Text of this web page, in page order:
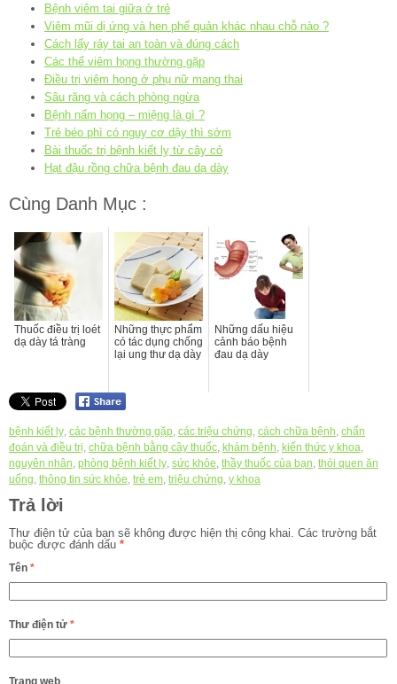
Bệnh viêm tai giữa ở trẻ
Viêm mũi dị ứng và hen phế quản khác nhau chỗ nào ?
Cách lấy ráy tai an toàn và đúng cách
Các thể viêm họng thường gặp
Điều trị viêm họng ở phụ nữ mang thai
Sâu răng và cách phòng ngừa
Bệnh nấm họng – miệng là gì ?
Trẻ béo phì có nguy cơ dậy thì sớm
Bài thuốc trị bệnh kiết lỵ từ cây cỏ
Hạt đậu rồng chữa bệnh đau dạ dày
Cùng Danh Mục :
Thuốc điều trị loét
dạ dày tá tràng
Những thực phẩm
có tác dụng chống
lại ung thư dạ dày
Những dấu hiệu
cảnh báo bệnh
đau dạ dày
bệnh kiết lỵ, các bệnh thường gặp, các triệu chứng, cách chữa bệnh, chẩn
đoán và điều trị, chữa bệnh bằng cây thuốc, khám bệnh, kiến thức y khoa,
nguyên nhân, phòng bệnh kiết lỵ, sức khỏe, thầy thuốc của bạn, thói quen ăn
uống, thông tin sức khỏe, trẻ em, triệu chứng, y khoa
Trả lời
Thư điện tử của bạn sẽ không được hiện thị công khai. Các trường bắt
buộc được đánh dấu *
Tên *
Thư điện tử *